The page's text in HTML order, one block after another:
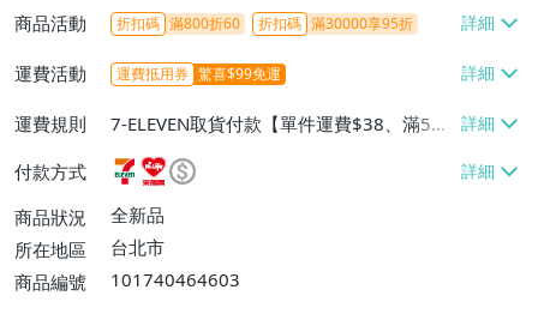
商品活動 折扣碼 滿800折60 折扣碼 滿30000享95折
運費活動 運費抵用券 驚喜$99免運
運費規則
7-ELEVEN取貨付款【單件運費$38、滿5件
或消費滿$1298免運費】、7-ELEVEN取貨
不付款【免運費】、萊爾富取貨付款【單件
運費$60、滿5件或消費滿$1298免運
費】、宅配/貨運【單件運費$120、滿5件
付款方式
商品狀況
全新品
所在地區
台北市
商品編號
101740464603